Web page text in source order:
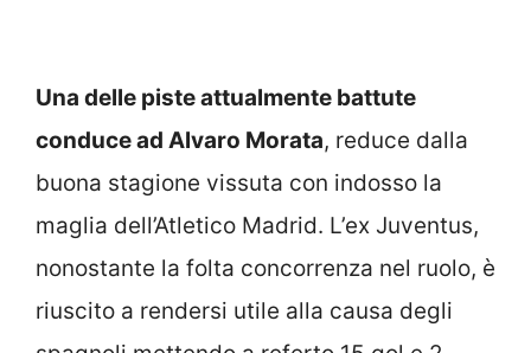
Una delle piste attualmente battute
conduce ad Alvaro Morata, reduce dalla
buona stagione vissuta con indosso la
maglia dell’Atletico Madrid. L’ex Juventus,
nonostante la folta concorrenza nel ruolo, è
riuscito a rendersi utile alla causa degli